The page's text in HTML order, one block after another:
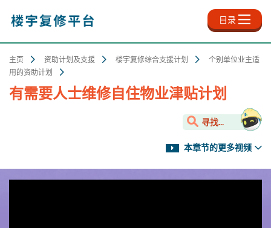
内
目录
主页 资助计划及支援 楼宇复修综合支援计划
个别单位业主适
用的资助计划
有需要人士维修自住物业津贴计划
寻找...
本章节的更多视频